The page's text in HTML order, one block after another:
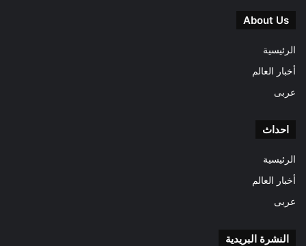
About Us
الرئيسية
أخبار العالم
عربى
احداث
الرئيسية
أخبار العالم
عربى
النشرة البريدية